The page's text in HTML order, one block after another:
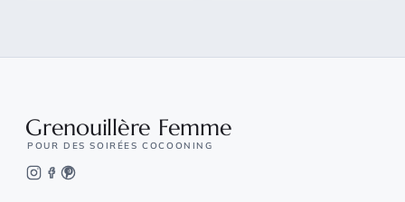
Grenouillère Femme
POUR DES SOIRÉES COCOONING